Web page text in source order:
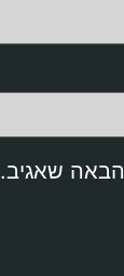
שאגיב.